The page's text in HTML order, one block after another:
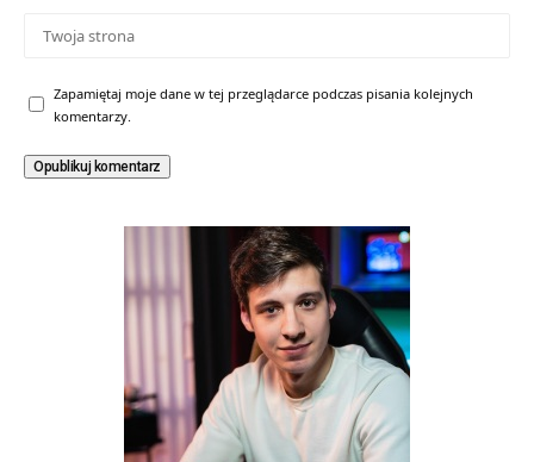
Zapamiętaj moje dane w tej przeglądarce podczas pisania kolejnych
komentarzy.